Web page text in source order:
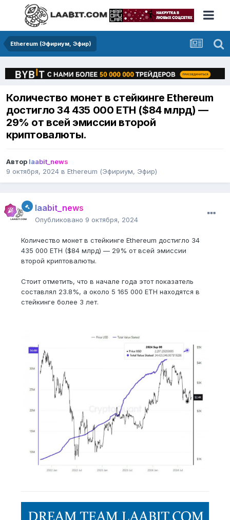
Ethereum (Эфириум, Эфир)
Количество монет в стейкинге Ethereum
достигло 34 435 000 ETH ($84 млрд) —
29% от всей эмиссии второй
криптовалюты.
Автор laabit_news
9 октября, 2024 в Ethereum (Эфириум, Эфир)
laabit_news
Опубликовано 9 октября, 2024
Количество монет в стейкинге Ethereum достигло 34
435 000 ETH ($84 млрд) — 29% от всей эмиссии
второй криптовалюты.
Стоит отметить, что в начале года этот показатель
составлял 23.8%, а около 5 165 000 ETH находятся в
стейкинге более 3 лет.